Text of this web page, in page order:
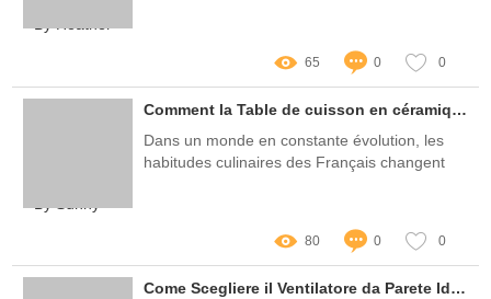
65 0 0
Comment la Table de cuisson en céramique portable transforme-t-elle nos habitudes culinaires en France ? Découvrez les enjeux et les tendances actuelles !
Dans un monde en constante évolution, les
habitudes culinaires des Français changent
80 0 0
Come Scegliere il Ventilatore da Parete Ideale per la Tua Casa?